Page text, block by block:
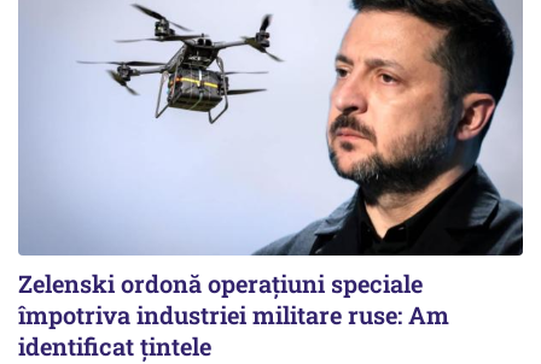
Zelenski ordonă operațiuni speciale
împotriva industriei militare ruse: Am
identificat țintele